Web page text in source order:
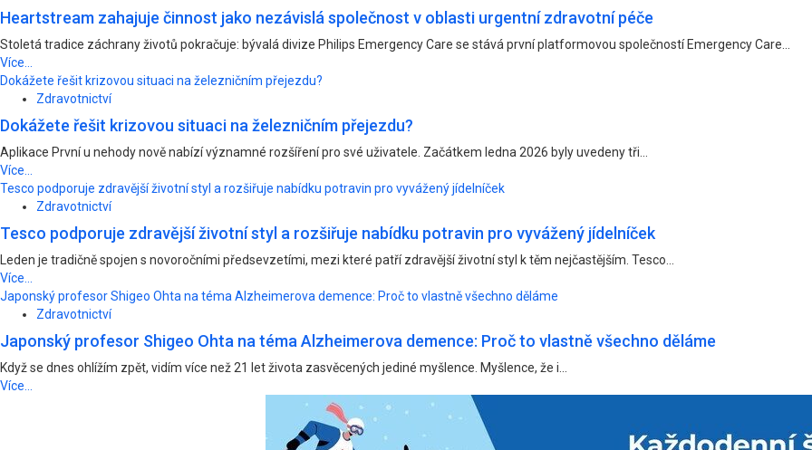
Heartstream zahajuje činnost jako nezávislá společnost v oblasti urgentní zdravotní péče
Stoletá tradice záchrany životů pokračuje: bývalá divize Philips Emergency Care se stává první platformovou společností Emergency Care...
Více...
Dokážete řešit krizovou situaci na železničním přejezdu?
Zdravotnictví
Dokážete řešit krizovou situaci na železničním přejezdu?
Aplikace První u nehody nově nabízí významné rozšíření pro své uživatele. Začátkem ledna 2026 byly uvedeny tři...
Více...
Tesco podporuje zdravější životní styl a rozšiřuje nabídku potravin pro vyvážený jídelníček
Zdravotnictví
Tesco podporuje zdravější životní styl a rozšiřuje nabídku potravin pro vyvážený jídelníček
Leden je tradičně spojen s novoročními předsevzetími, mezi které patří zdravější životní styl k těm nejčastějším. Tesco...
Více...
Japonský profesor Shigeo Ohta na téma Alzheimerova demence: Proč to vlastně všechno děláme
Zdravotnictví
Japonský profesor Shigeo Ohta na téma Alzheimerova demence: Proč to vlastně všechno děláme
Když se dnes ohlížím zpět, vidím více než 21 let života zasvěcených jediné myšlence. Myšlence, že i...
Více...